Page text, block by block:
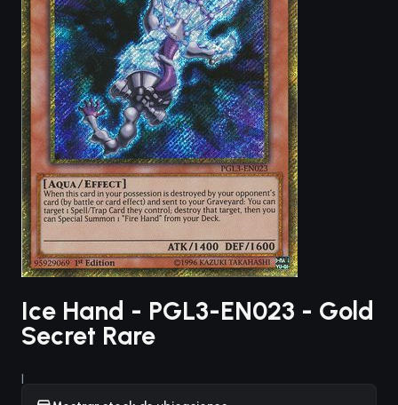
Ice Hand - PGL3-EN023 - Gold
Secret Rare
|